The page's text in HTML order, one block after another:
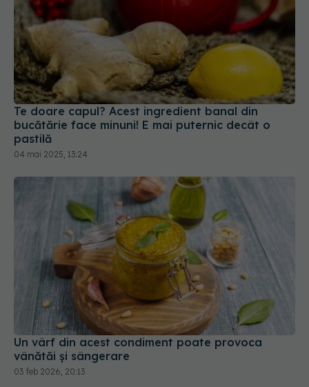
Te doare capul? Acest ingredient banal din
bucătărie face minuni! E mai puternic decât o
pastilă
04 mai 2025, 13:24
Un vârf din acest condiment poate provoca
vânătăi și sângerare
03 feb 2026, 20:13